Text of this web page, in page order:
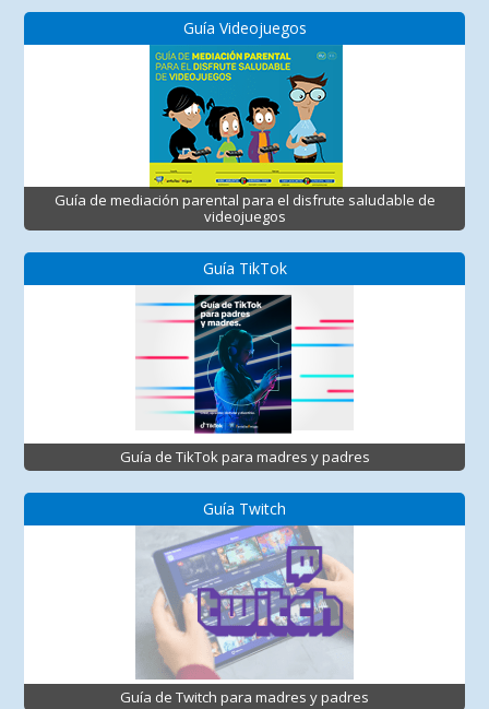
Guía Videojuegos
Guía de mediación parental para el disfrute saludable de
videojuegos
Guía TikTok
Guía de TikTok para madres y padres
Guía Twitch
Guía de Twitch para madres y padres